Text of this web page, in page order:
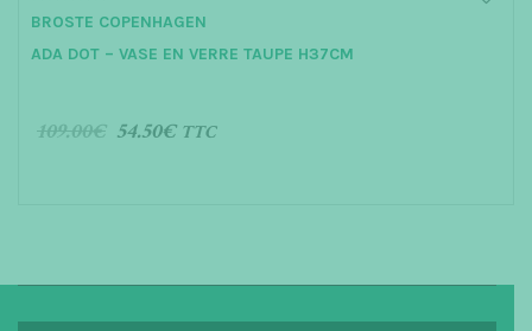
0
o
t
BROSTE COPENHAGEN
ADA DOT – VASE EN VERRE TAUPE H37CM
109.00€ 54.50€ TTC